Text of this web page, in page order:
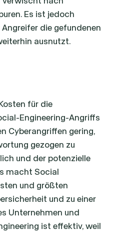
Es ist jedoch
die gefundenen
ausnutzt.
für die
Engineering-Angriffs
Cyberangriffen gering,
gezogen zu
und der potenzielle
macht Social
und größten
und zu einer
Unternehmen und
ist effektiv, weil